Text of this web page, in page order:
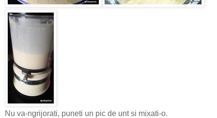
Nu va-ngrijorati, puneti un pic de unt si mixati-o.